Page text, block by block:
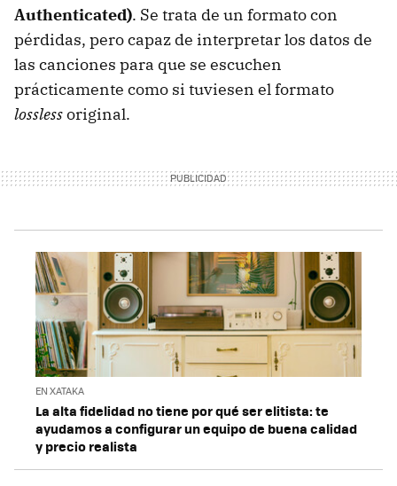
Authenticated). Se trata de un formato con
pérdidas, pero capaz de interpretar los datos de
las canciones para que se escuchen
prácticamente como si tuviesen el formato
losslessoriginal.
EN XATAKA
La alta fidelidad no tiene por qué ser elitista: te
ayudamos a configurar un equipo de buena calidad
y precio realista